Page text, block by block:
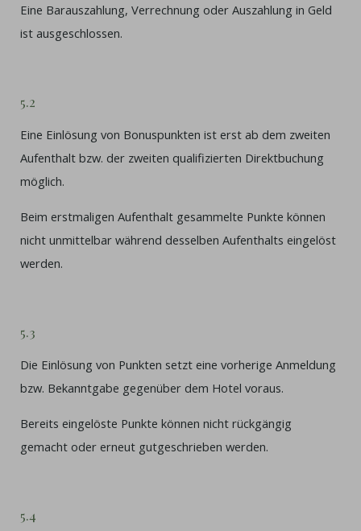
Eine Barauszahlung, Verrechnung oder Auszahlung in Geld
ist ausgeschlossen.
5.2
Eine Einlösung von Bonuspunkten ist erst ab dem zweiten
Aufenthalt bzw. der zweiten qualifizierten Direktbuchung
möglich.
Beim erstmaligen Aufenthalt gesammelte Punkte können
nicht unmittelbar während desselben Aufenthalts eingelöst
werden.
5.3
Die Einlösung von Punkten setzt eine vorherige Anmeldung
bzw. Bekanntgabe gegenüber dem Hotel voraus.
Bereits eingelöste Punkte können nicht rückgängig
gemacht oder erneut gutgeschrieben werden.
5.4